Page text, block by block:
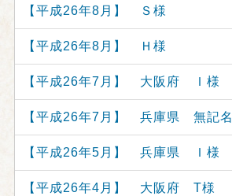
【平成26年8月】 Ｓ様
【平成26年8月】 Ｈ様
【平成26年7月】 大阪府 Ｉ様
【平成26年7月】 兵庫県 無記名
【平成26年5月】 兵庫県 Ｉ様
【平成26年4月】 大阪府 T様